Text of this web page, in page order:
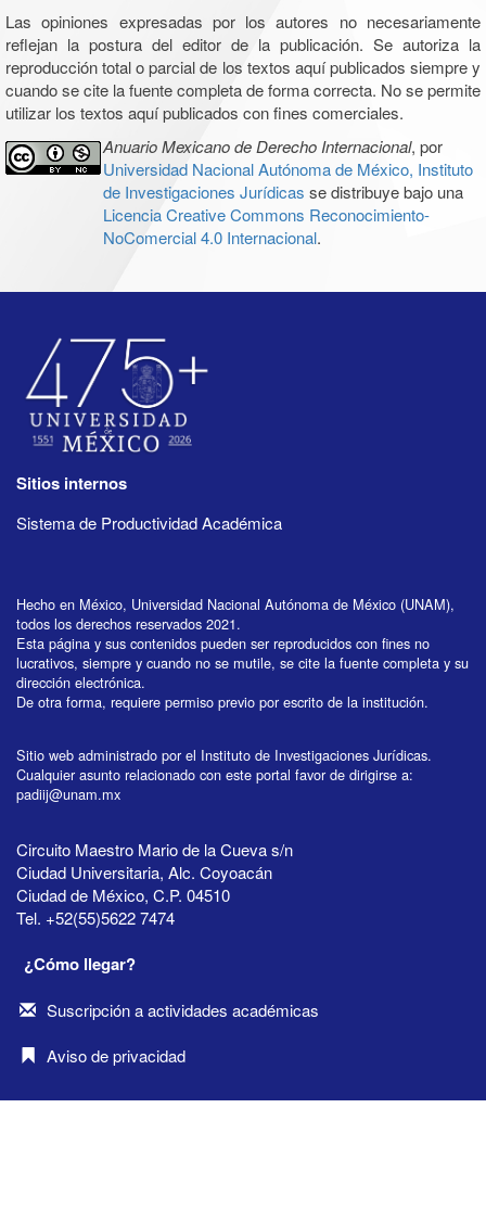
Las opiniones expresadas por los autores no necesariamente
reflejan la postura del editor de la publicación. Se autoriza la
reproducción total o parcial de los textos aquí publicados siempre y
cuando se cite la fuente completa de forma correcta. No se permite
utilizar los textos aquí publicados con fines comerciales.
Anuario Mexicano de Derecho Internacional, por
Universidad Nacional Autónoma de México, Instituto
de Investigaciones Jurídicas se distribuye bajo una
Licencia Creative Commons Reconocimiento-
NoComercial 4.0 Internacional.
Sitios internos
Sistema de Productividad Académica
Hecho en México, Universidad Nacional Autónoma de México (UNAM),
todos los derechos reservados 2021.
Esta página y sus contenidos pueden ser reproducidos con fines no
lucrativos, siempre y cuando no se mutile, se cite la fuente completa y su
dirección electrónica.
De otra forma, requiere permiso previo por escrito de la institución.
Sitio web administrado por el Instituto de Investigaciones Jurídicas.
Cualquier asunto relacionado con este portal favor de dirigirse a:
padiij@unam.mx
Circuito Maestro Mario de la Cueva s/n
Ciudad Universitaria, Alc. Coyoacán
Ciudad de México, C.P. 04510
Tel. +52(55)5622 7474
¿Cómo llegar?
Suscripción a actividades académicas
Aviso de privacidad